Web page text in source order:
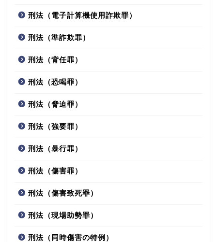
刑法（電子計算機使用詐欺罪）
刑法（準詐欺罪）
刑法（背任罪）
刑法（恐喝罪）
刑法（脅迫罪）
刑法（強要罪）
刑法（暴行罪）
刑法（傷害罪）
刑法（傷害致死罪）
刑法（現場助勢罪）
刑法（同時傷害の特例）